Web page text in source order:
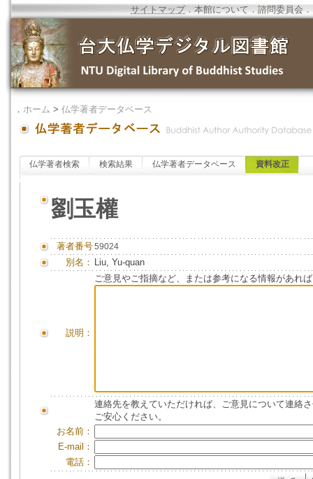
サイトマップ．本館について ．諮問委員会 ．
． ホーム > 仏学著者データベース
仏学著者検索 検索結果 仏学著者データベース 資料改正
劉玉權
著者番号59024
別名： Liu, Yu-quan
説明：
ご意見やご指摘など、または参考になる情報があれ
連絡先を教えていただければ、ご意見について連絡
ご安心ください。
お名前：
E-mail：
電話：